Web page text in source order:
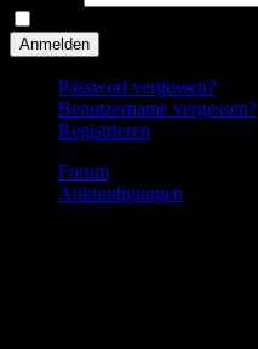
Anmelden
Passwort vergessen?
Benutzername vergessen?
Registrieren
Forum
Ankündigungen